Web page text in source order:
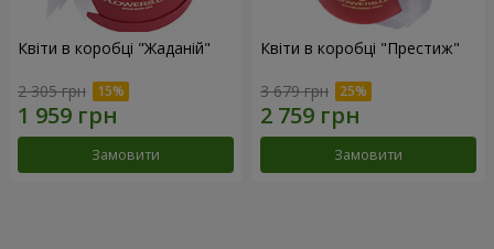
Квіти в коробці "Жаданій"
2 305 грн
Замовити
Квіти в коробці "Престиж"
3 679 грн
Замовити